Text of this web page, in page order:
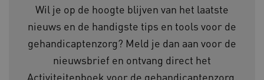
Wil je op de hoogte blijven van het laatste
nieuws en de handigste tips en tools voor de
gehandicaptenzorg? Meld je dan aan voor de
nieuwsbrief en ontvang direct het
Activiteitenboek voor de gehandicaptenzorg.
__cf_bm
Cloudflare Inc.
.vimeo.com